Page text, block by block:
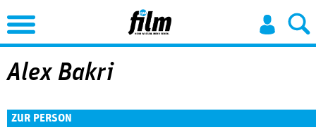
Jump to Navigation
Alex Bakri
ZUR PERSON